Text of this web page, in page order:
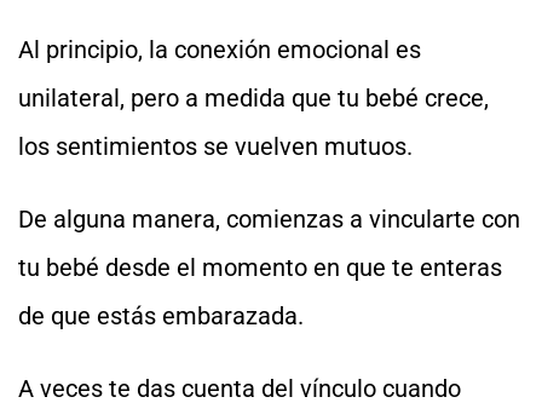
Al principio, la conexión emocional es
unilateral, pero a medida que tu bebé crece,
los sentimientos se vuelven mutuos.
De alguna manera, comienzas a vincularte con
tu bebé desde el momento en que te enteras
de que estás embarazada.
A veces te das cuenta del vínculo cuando